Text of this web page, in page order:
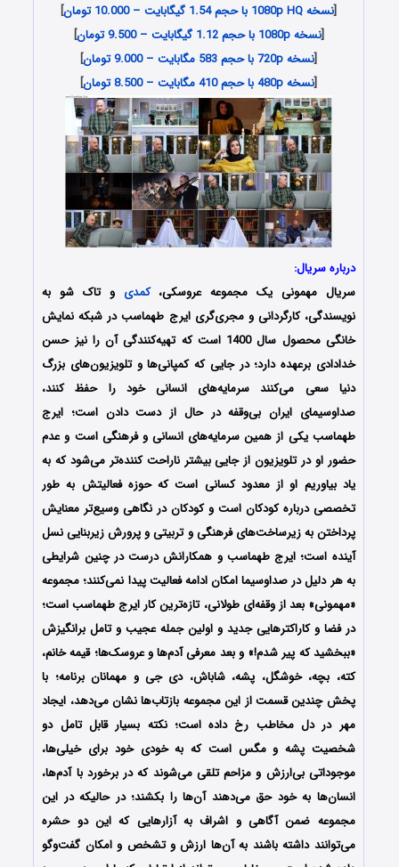
[نسخه 1080p HQ با حجم 1.54 گیگابایت – 10.000 تومان
]
[نسخه 1080p با حجم 1.12 گیگابایت – 9.500 تومان
]
[نسخه 720p با حجم 583 مگابایت – 9.000 تومان
]
[نسخه 480p با حجم 410 مگابایت – 8.500 تومان ]
درباره سریال:
سریال مهمونی یک مجموعه عروسکی،کمدی و تاک شو به
نویسندگی، کارگردانی و مجری‌گری ایرج طهماسب در شبکه نمایش
خانگی محصول سال 1400 است که تهیه‌کنندگی آن را نیز حسن
خدادادی برعهده دارد؛ در جایی که کمپانی‌ها و تلویزیون‌های بزرگ
دنیا سعی می‌کنند سرمایه‌های انسانی خود را حفظ کنند،
صداوسیمای ایران بی‌وقفه در حال از دست دادن است؛ ایرج
طهماسب یکی از همین سرمایه‌های انسانی و فرهنگی است و عدم
حضور او در تلویزیون از جایی بیشتر ناراحت کننده‌تر می‌شود که به
یاد بیاوریم او از معدود کسانی است که حوزه فعالیتش به طور
تخصصی درباره کودکان است و کودکان در نگاهی وسیع‌تر معنایش
پرداختن به زیرساخت‌های فرهنگی و تربیتی و پرورش زیربنایی نسل
آینده است؛ ایرج طهماسب و همکارانش درست در چنین شرایطی
به هر دلیل در صداوسیما امکان ادامه فعالیت پیدا نمی‌کنند؛ مجموعه
«مهمونی» بعد از وقفه‌ای طولانی، تازه‌ترین کار ایرج طهماسب است؛
در فضا و کاراکترهایی جدید و اولین جمله عجیب و تامل برانگیزش
«ببخشید که پیر شدم!» و بعد معرفی آدم‌ها و عروسک‌ها؛ قیمه خانم،
کته، بچه، خوشگل، پشه، شاباش، دی جی و مهمانان برنامه؛ با
پخش چندین قسمت از این مجموعه بازتاب‌ها نشان می‌دهد، ایجاد
مهر در دل مخاطب رخ داده است؛ نکته بسیار قابل تامل دو
شخصیت پشه و مگس است که به خودی خود برای خیلی‌ها،
موجوداتی بی‌ارزش و مزاحم تلقی می‌شوند که در برخورد با آدم‌ها،
انسان‌ها به خود حق می‌دهند آن‌ها را بکشند؛ در حالیکه در این
مجموعه ضمن آگاهی و اشراف به آزارهایی که این دو حشره
می‌توانند داشته باشند به آن‌ها ارزش و تشخص و امکان گفت‌وگو